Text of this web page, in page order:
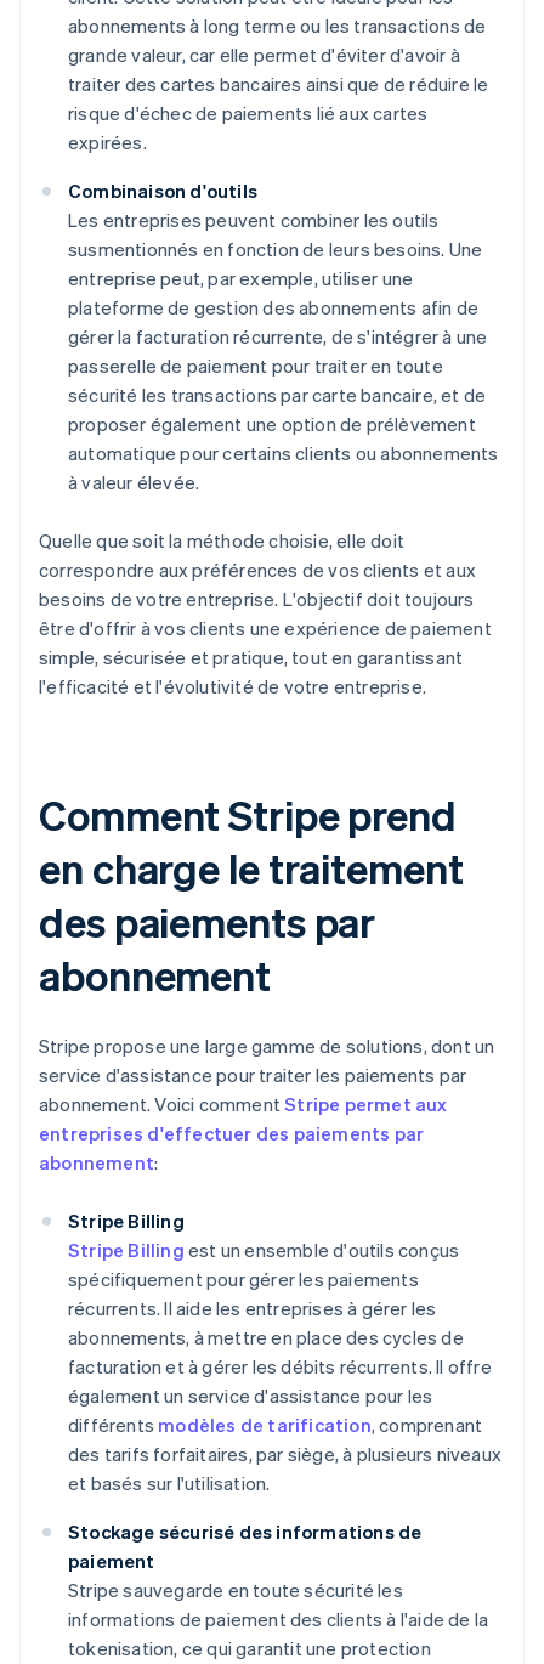
abonnements à long terme ou les transactions de
grande valeur, car elle permet d'éviter d'avoir à
traiter des cartes bancaires ainsi que de réduire le
risque d'échec de paiements lié aux cartes
expirées.
Combinaison d'outils
Les entreprises peuvent combiner les outils
susmentionnés en fonction de leurs besoins. Une
entreprise peut, par exemple, utiliser une
plateforme de gestion des abonnements afin de
gérer la facturation récurrente, de s'intégrer à une
passerelle de paiement pour traiter en toute
sécurité les transactions par carte bancaire, et de
proposer également une option de prélèvement
automatique pour certains clients ou abonnements
à valeur élevée.
Quelle que soit la méthode choisie, elle doit
correspondre aux préférences de vos clients et aux
besoins de votre entreprise. L'objectif doit toujours
être d'offrir à vos clients une expérience de paiement
simple, sécurisée et pratique, tout en garantissant
l'efficacité et l'évolutivité de votre entreprise.
Comment Stripe prend
en charge le traitement
des paiements par
abonnement
Stripe propose une large gamme de solutions, dont un
service d'assistance pour traiter les paiements par
abonnement. Voici commentStripe permet aux
entreprises d'effectuer des paiements par
abonnement:
Stripe Billing
Stripe Billing est un ensemble d'outils conçus
spécifiquement pour gérer les paiements
récurrents. Il aide les entreprises à gérer les
abonnements, à mettre en place des cycles de
facturation et à gérer les débits récurrents. Il offre
également un service d'assistance pour les
différents modèles de tarification, comprenant
des tarifs forfaitaires, par siège, à plusieurs niveaux
et basés sur l'utilisation.
Stockage sécurisé des informations de
paiement
Stripe sauvegarde en toute sécurité les
informations de paiement des clients à l'aide de la
tokenisation, ce qui garantit une protection